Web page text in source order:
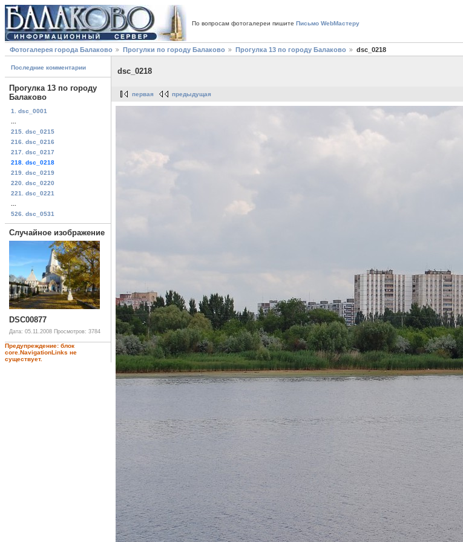
По вопросам фотогалереи пишите Письмо WebМастеру
Фотогалерея города Балаково Прогулки по городу Балаково Прогулка 13 по городу Балаково dsc_0218
Последние комментарии
Прогулка 13 по городу
Балаково
1. dsc_0001
215. dsc_0215
216. dsc_0216
217. dsc_0217
218. dsc_0218
219. dsc_0219
220. dsc_0220
221. dsc_0221
526. dsc_0531
Случайное изображение
DSC00877
Дата: 05.11.2008 Просмотров: 3784
Предупреждение: блок
core.NavigationLinks не
существует.
dsc_0218
первая предыдущая